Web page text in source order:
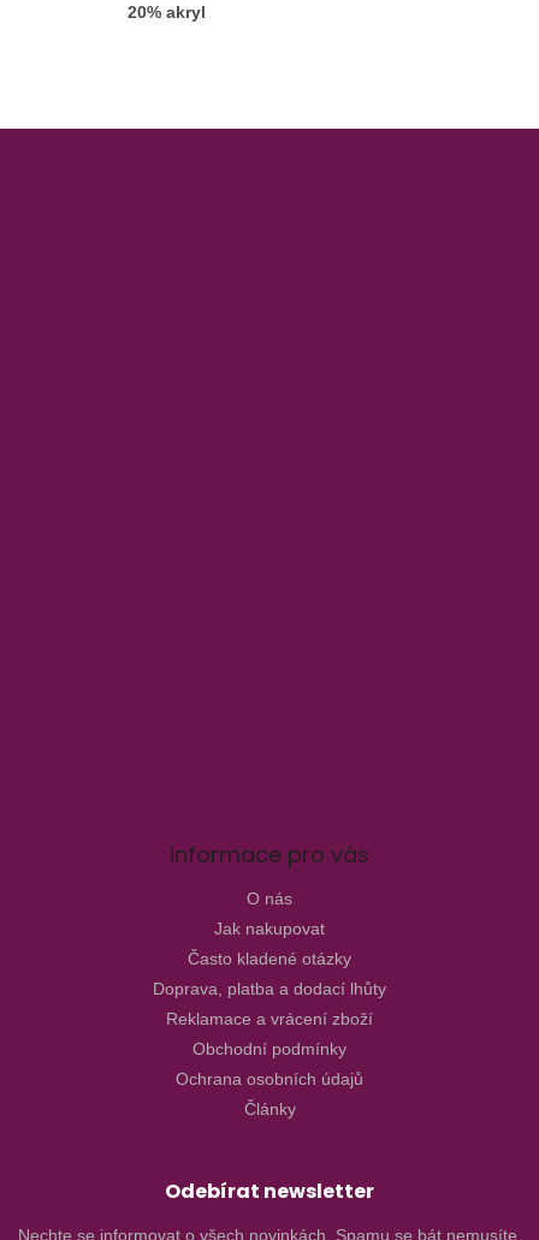
20% akryl
Informace pro vás
O nás
Jak nakupovat
Často kladené otázky
Doprava, platba a dodací lhůty
Reklamace a vrácení zboží
Obchodní podmínky
Ochrana osobních údajů
Články
Odebírat newsletter
Nechte se informovat o všech novinkách. Spamu se bát nemusíte,